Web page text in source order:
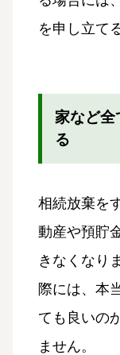
を申し立て
家など全
る
相続放棄を
動産や預貯
きなくなり
際には、本
ても良いの
ません。